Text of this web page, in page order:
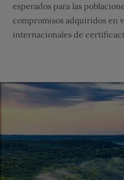
esperados para las
compromisos adquiridos en
internacionales de